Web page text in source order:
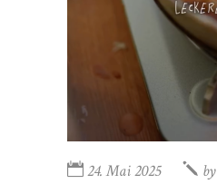
24. Mai 2025 by